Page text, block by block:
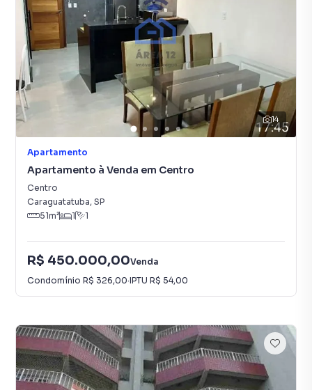
14
Apartamento
Apartamento à Venda em Centro
Centro
Caraguatatuba, SP
51m² 1 1
R$ 450.000,00Venda
Condomínio R$ 326,00·IPTU R$ 54,00